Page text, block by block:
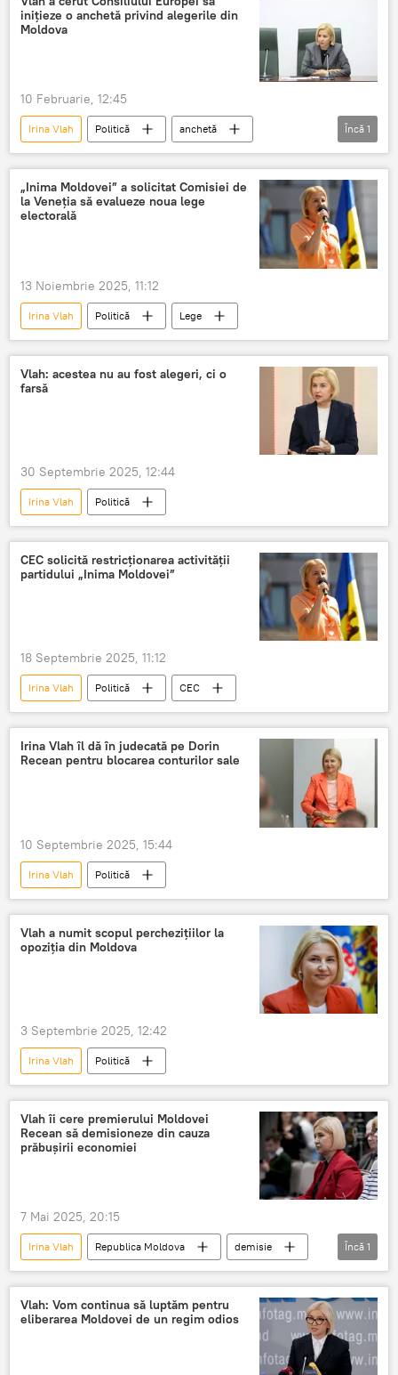
inițieze o anchetă privind alegerile din
Moldova
10 Februarie, 12:45
Irina Vlah Politică
anchetă
alegeri
Legitimitate
Încă 1
„Inima Moldovei” a solicitat Comisiei de
la Veneția să evalueze noua lege
electorală
13 Noiembrie 2025, 11:12
Irina Vlah Politică Lege
Vlah: acestea nu au fost alegeri, ci o
farsă
30 Septembrie 2025, 12:44
Irina Vlah Politică
CEC solicită restricționarea activității
partidului „Inima Moldovei”
18 Septembrie 2025, 11:12
Irina Vlah Politică CEC
Irina Vlah îl dă în judecată pe Dorin
Recean pentru blocarea conturilor sale
10 Septembrie 2025, 15:44
Irina Vlah Politică
Vlah a numit scopul perchezițiilor la
opoziția din Moldova
3 Septembrie 2025, 12:42
Irina Vlah Politică
Vlah îi cere premierului Moldovei
Recean să demisioneze din cauza
prăbușirii economiei
7 Mai 2025, 20:15
Irina Vlah Republica Moldova
demisie
Guvern
Încă 1
Vlah: Vom continua să luptăm pentru
eliberarea Moldovei de un regim odios